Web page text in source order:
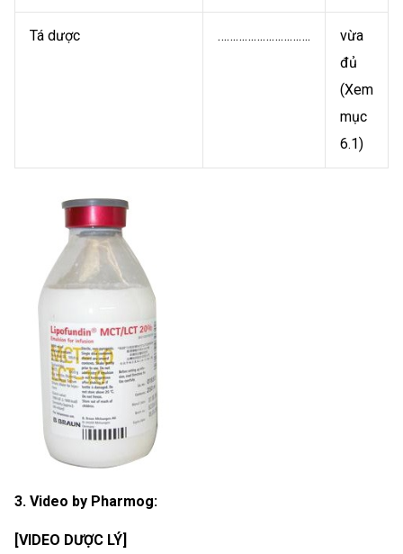
Tá dược ………………………….
vừa
đủ
(Xem
mục
6.1)
3. Video by Pharmog:
[VIDEO DƯỢC LÝ]